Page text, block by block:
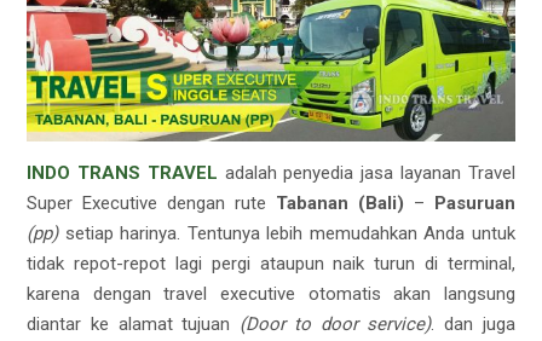
INDO TRANS TRAVEL adalah penyedia jasa layanan Travel
Super Executive dengan rute Tabanan (Bali) – Pasuruan
(pp)setiap harinya. Tentunya lebih memudahkan Anda untuk
tidak repot-repot lagi pergi ataupun naik turun di terminal,
karena dengan travel executive otomatis akan langsung
diantar ke alamat tujuan (Door to door service). dan juga